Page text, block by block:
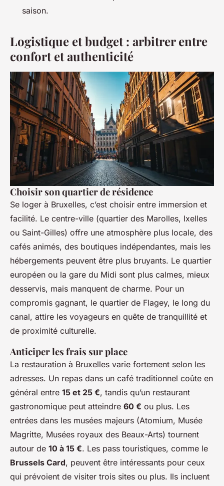
saison.
Logistique et budget : arbitrer entre
confort et authenticité
Choisir son quartier de résidence
Se loger à Bruxelles, c’est choisir entre immersion et
facilité. Le centre-ville (quartier des Marolles, Ixelles
ou Saint-Gilles) offre une atmosphère plus locale, des
cafés animés, des boutiques indépendantes, mais les
hébergements peuvent être plus bruyants. Le quartier
européen ou la gare du Midi sont plus calmes, mieux
desservis, mais manquent de charme. Pour un
compromis gagnant, le quartier de Flagey, le long du
canal, attire les voyageurs en quête de tranquillité et
de proximité culturelle.
Anticiper les frais sur place
La restauration à Bruxelles varie fortement selon les
adresses. Un repas dans un café traditionnel coûte en
général entre 15 et 25 €, tandis qu’un restaurant
gastronomique peut atteindre 60 € ou plus. Les
entrées dans les musées majeurs (Atomium, Musée
Magritte, Musées royaux des Beaux-Arts) tournent
autour de 10 à 15 €. Les pass touristiques, comme le
Brussels Card, peuvent être intéressants pour ceux
qui prévoient de visiter trois sites ou plus. Ils incluent